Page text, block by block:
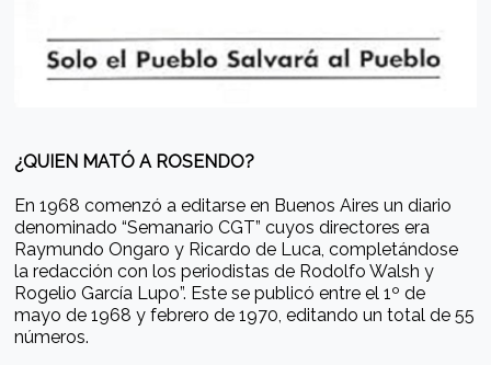
¿QUIEN MATÓ A ROSENDO?
En 1968 comenzó a editarse en Buenos Aires un diario
denominado “Semanario CGT” cuyos directores era
Raymundo Ongaro y Ricardo de Luca, completándose
la redacción con los periodistas de Rodolfo Walsh y
Rogelio García Lupo”. Este se publicó entre el 1º de
mayo de 1968 y febrero de 1970, editando un total de 55
números.